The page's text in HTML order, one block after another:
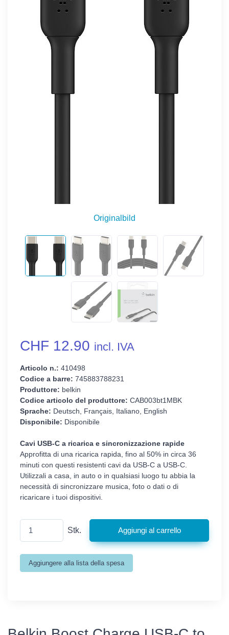
Originalbild
CHF 12.90 incl. IVA
Articolo n.: 410498
Codice a barre: 745883788231
Produttore: belkin
Codice articolo del produttore: CAB003bt1MBK
Sprache: Deutsch, Français, Italiano, English
Disponibile: Disponibile
Cavi USB-C a ricarica e sincronizzazione rapide
Approfitta di una ricarica rapida, fino al 50% in circa 36
minuti con questi resistenti cavi da USB-C a USB-C.
Utilizzali a casa, in auto o in qualsiasi luogo tu abbia la
necessità di sincronizzare musica, foto o dati o di
ricaricare i tuoi dispositivi.
Stk.